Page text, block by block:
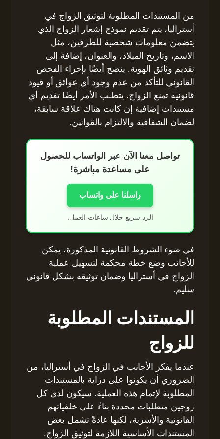
من المستندات المطلوبة لتوثيق الزواج في
أستراليا، يتم تقديم نموذج إشعار الزواج الذي
يتضمن معلومات شخصية للطرفين، مثل
الاسم، وتاريخ الميلاد، والعنوان، إضافة إلى
تقديم وثائق الهوية. ينصح أيضًا بإجراء الفحص
القانوني للتأكد من عدم وجود أي عوائق أو قيود
قانونية تمنع الزواج. يتطلب الأمر أيضًا تقديم أي
مستندات إضافية إن كانت هناك علاقة سابقة،
لضمان الشفافية والالتزام بالقوانين.
تواصل معنا الآن عبر الواتساب للحصول
على مساعدة مباشرة!
راسلنا على واتساب
الرد سريع خلال ساعات العمل.
في ضوء الشروط القانونية المذكورة، يمكن
للأجانب وضع خطة محكمة لتسهيل عملية
الزواج في أستراليا وضمان توثيقه بشكل قانوني
سليم.
المستندات المطلوبة
للزواج
عندما يفكر الأجانب في الزواج في أستراليا، من
الضروري أن يكونوا على دراية بالمستندات
المطلوبة لإتمام هذه العملية. سيكون لدى كل
زوجين متطلبات محددة بناءً على خلفياتهم
القانونية والأسرية، لكنها عادةً تشمل بعض
المستندات الأساسية اللازمة لتوثيق الزواج.